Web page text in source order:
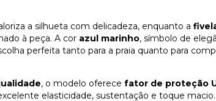
a silhueta com delicadeza, enquanto a
à peça. A cor azul marinho, símbolo de
perfeita tanto para a praia quanto para
, o modelo oferece fator de proteção
elasticidade, sustentação e toque